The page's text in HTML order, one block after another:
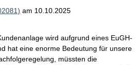
am 10.10.2025
wird aufgrund eines EuGH-
hat eine enorme Bedeutung für unsere
müssten die